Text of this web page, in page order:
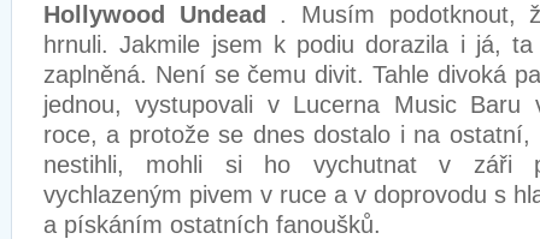
Hollywood Undead
. Musím podotknout,
hrnuli. Jakmile jsem k podiu dorazila i já,
zaplněná. Není se čemu divit. Tahle divoká
jednou, vystupovali v Lucerna Music Baru
roce, a protože se dnes dostalo i na ostatní,
nestihli, mohli si ho vychutnat v záři
vychlazeným pivem v ruce a v doprovodu s
a pískáním ostatních fanoušků.